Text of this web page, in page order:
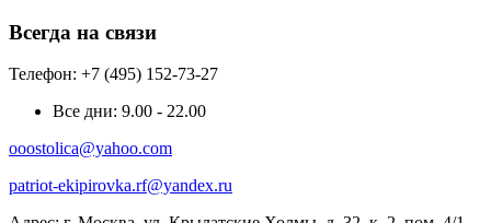
Всегда на связи
Телефон: +7 (495) 152-73-27
Все дни: 9.00 - 22.00
ooostolica@yahoo.com
patriot-ekipirovka.rf@yandex.ru